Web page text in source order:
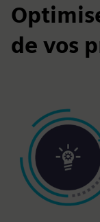
de vos